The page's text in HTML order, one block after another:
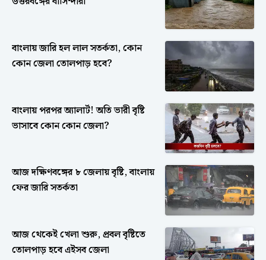
বাংলায় জারি হল লাল সতর্কতা, কোন
কোন জেলা তোলপাড় হবে?
বাংলায় পরপর অ্যালার্ট! অতি ভারী বৃষ্টি
ভাসাবে কোন কোন জেলা?
আজ দক্ষিণবঙ্গের ৮ জেলায় বৃষ্টি, বাংলায়
ফের জারি সতর্কতা
আজ থেকেই খেলা শুরু, প্রবল বৃষ্টিতে
তোলপাড় হবে এইসব জেলা